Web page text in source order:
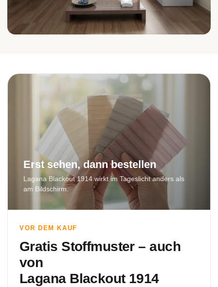
Erst sehen, dann bestellen
Lagana Blackout 1914 wirkt im Tageslicht anders als
am Bildschirm.
VOR DEM KAUF
Gratis Stoffmuster – auch
von
Lagana Blackout 1914